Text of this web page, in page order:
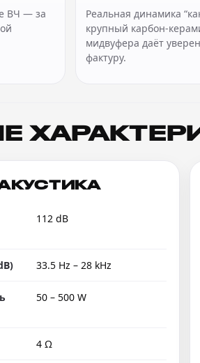
ВЧ — за
Реальная динамика
крупный карбон-
мидвуфера даёт
фактуру.
112 dB
33.5 Hz – 28 kHz
50 – 500 W
4 Ω